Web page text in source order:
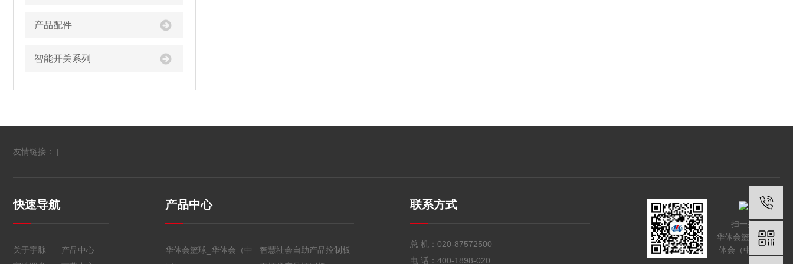
产品配件
智能开关系列
友情链接： |
快速导航
关于宇脉
产品中心
产品中心
华体会篮球_华体会（中
智慧社会自助产品控制板
联系方式
总 机： 020-87572500
电 话： 400-1898-020
扫一扫
华体会篮球_华
体会（中国）